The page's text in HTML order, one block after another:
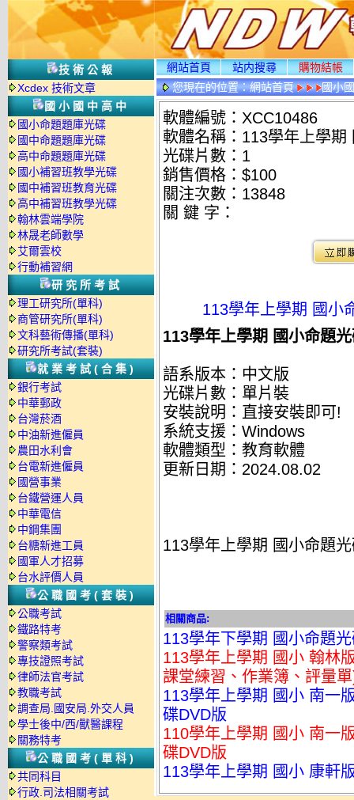
技術公報
Xcdex 技術文章
國小國中高中
國小命題題庫光碟
國中命題題庫光碟
高中命題題庫光碟
國小補習班教學光碟
國中補習班教育光碟
高中補習班教學光碟
翰林雲端學院
林晟老師數學
艾爾雲校
行動補習網
研究所考試
理工研究所(單科)
商管研究所(單科)
文科藝術傳播(單科)
研究所考試(套裝)
就業考試(合集)
銀行考試
中華郵政
台灣菸酒
中油新進僱員
農田水利會
台電新進僱員
國營事業
台鐵營運人員
中華電信
中鋼集團
台糖新進工員
國軍人才招募
台水評價人員
公職國考(套裝)
公職考試
鐵路特考
警察類考試
專技證照考試
律師法官考試
教職考試
調查局.國安局.外交人員
學士後中/西/獸醫課程
關務特考
公職國考(單科)
共同科目
行政.司法相關考試
網站首頁 站内搜尋
購物結帳
您現在的位置：網站首頁 國小
軟體編號：XCC10486
軟體名稱：113學年上學
光碟片數：1
銷售價格：$100
關注次數： 13848
關 鍵 字：
113學年上學期 國小
113學年上學期 國小命題
語系版本：中文版
光碟片數：單片裝
安裝說明：直接安裝即可!
系統支援：Windows
軟體類型：教育軟體
更新日期：2024.08.02
113學年上學期 國小命題
相關商品:
113學年下學期 國小命題
113學年上學期 國小 翰林
課堂練習、作業簿、評量
113學年上學期 國小 南一
碟DVD版
110學年上學期 國小 南一
碟DVD版
113學年上學期 國小 康軒